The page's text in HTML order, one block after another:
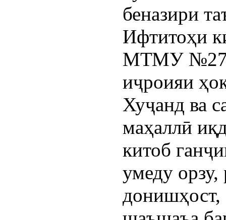
беназири
Ифтитоҳи
МТМУ №27
иҷроияи
Хуҷанд ва
маҳаллӣ
китоб
умеду
донишҳост,